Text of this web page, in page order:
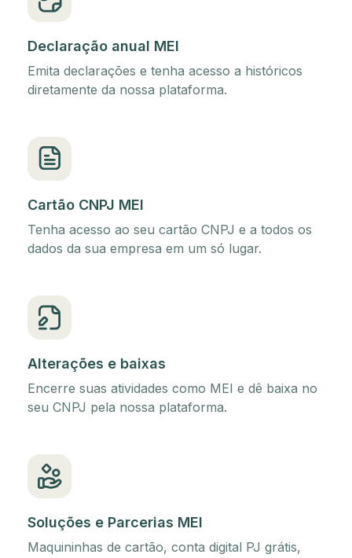
Declaração anual MEI
Emita declarações e tenha acesso a históricos
diretamente da nossa plataforma.
Cartão CNPJ MEI
Tenha acesso ao seu cartão CNPJ e a todos os
dados da sua empresa em um só lugar.
Alterações e baixas
Encerre suas atividades como MEI e dê baixa no
seu CNPJ pela nossa plataforma.
Soluções e Parcerias MEI
Maquininhas de cartão, conta digital PJ grátis,